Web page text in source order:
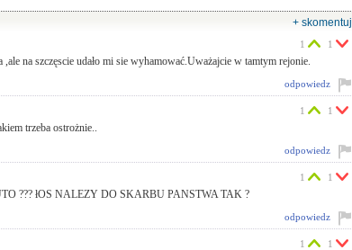
+ skomentuj
na szczęscie udało mi sie wyhamować.Uważajcie w tamtym rejonie.
1 1
odpowiedz
trzeba ostrożnie..
1 1
odpowiedz
??? łOS NALEZY DO SKARBU PANSTWA TAK ?
1 1
odpowiedz
1 1